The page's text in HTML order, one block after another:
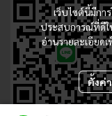
เว็บไซต์นี้มีกา
ประสบการณ์ที่ดีใ
อ่านรายละเอียด
ตั้งค่